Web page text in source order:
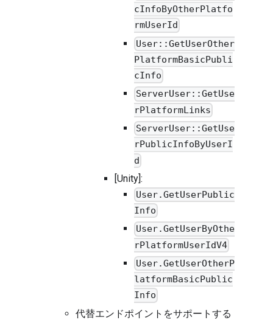
cInfoByOtherPlatfo
rmUserId
User::GetUserOther
PlatformBasicPubli
cInfo
ServerUser::GetUse
rPlatformLinks
ServerUser::GetUse
rPublicInfoByUserI
d
[Unity]:
User.GetUserPublic
Info
User.GetUserByOthe
rPlatformUserIdV4
User.GetUserOtherP
latformBasicPublic
Info
代替エンドポイントをサポートする